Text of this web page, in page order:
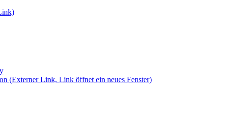
(Externer Link, Link öffnet ein neues Fenster)